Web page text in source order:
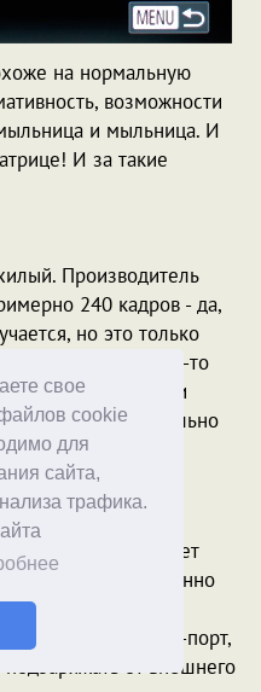
свое
cookie
для
сайта,
трафика.
на нормальную
возможности
и мыльница. И
И за такие
Производитель
240 кадров - да,
но это только
выходит где-то
экорежим, при
но это глобально
кадров 30-40), а
(например,
в JPEG нужно будет
особенно
в отличие от
через USB-порт,
от внешнего